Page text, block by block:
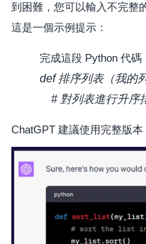
到困難，您可以輸入不完整
這是一個示例提示：
完成這段 Python 代碼
def 排序列表（我的
# 對列表進行升序
ChatGPT 建議使用完整版本